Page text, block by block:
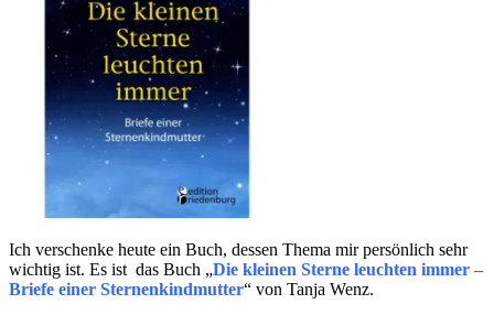
Ich verschenke heute ein Buch, dessen Thema mir persönlich sehr
wichtig ist. Es ist das Buch „Die kleinen Sterne leuchten immer –
Briefe einer Sternenkindmutter“ von Tanja Wenz.